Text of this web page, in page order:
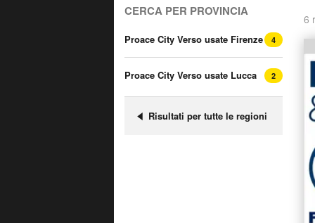
CERCA PER PROVINCIA
Proace City Verso usate Firenze 4
Proace City Verso usate Lucca 2
Risultati per tutte le regioni
6